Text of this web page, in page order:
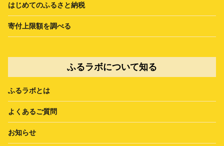
はじめてのふるさと納税
寄付上限額を調べる
ふるラボについて知る
ふるラボとは
よくあるご質問
お知らせ